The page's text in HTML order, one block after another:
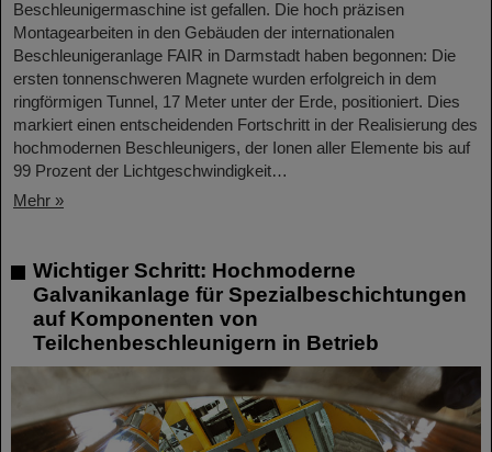
Beschleunigermaschine ist gefallen. Die hoch präzisen
Montagearbeiten in den Gebäuden der internationalen
Beschleunigeranlage FAIR in Darmstadt haben begonnen: Die
ersten tonnenschweren Magnete wurden erfolgreich in dem
ringförmigen Tunnel, 17 Meter unter der Erde, positioniert. Dies
markiert einen entscheidenden Fortschritt in der Realisierung des
hochmodernen Beschleunigers, der Ionen aller Elemente bis auf
99 Prozent der Lichtgeschwindigkeit…
Mehr »
Wichtiger Schritt: Hochmoderne
Galvanikanlage für Spezialbeschichtungen
auf Komponenten von
Teilchenbeschleunigern in Betrieb